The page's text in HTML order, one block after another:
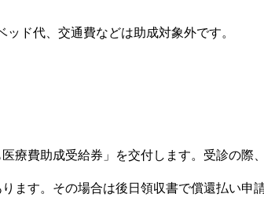
ド代、交通費などは助成対象外です。
療費助成受給券」を交付します。受診の際
す。その場合は後日領収書で償還払い申